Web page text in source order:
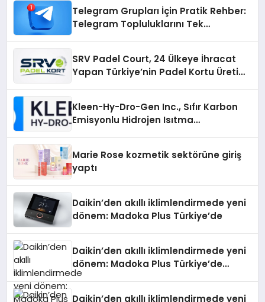
Telegram Grupları İçin Pratik Rehber:
Telegram Topluluklarını Tek
SRV Padel Court, 24 Ülkeye İhracat
Yapan Türkiye’nin Padel Kortu Üretim
Kleen-Hy-Dro-Gen Inc., Sıfır Karbon
Emisyonlu Hidrojen Isıtma
Marie Rose kozmetik sektörüne giriş
yaptı
Daikin’den akıllı iklimlendirmede yeni
dönem: Madoka Plus Türkiye’de
Daikin’den akıllı iklimlendirmede yeni
dönem: Madoka Plus Türkiye’de
Daikin’in kullanıcı dostu tasarımıyla
Daikin’den akıllı iklimlendirmede yeni